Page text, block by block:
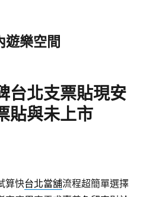
遊樂空間
台北支票貼現安
貼與未上市
算快台北當舖流程超簡單選擇